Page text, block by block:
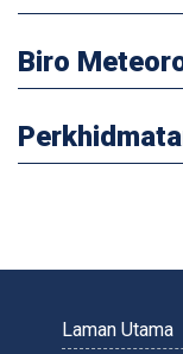
Biro
Laman Utama